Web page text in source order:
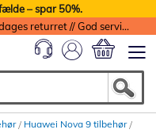
– spar 50%.
Billig fragt // Levering 1-2 dage // 60 dages returret // God service med garanti
Huawei Nova 9 tilbehør